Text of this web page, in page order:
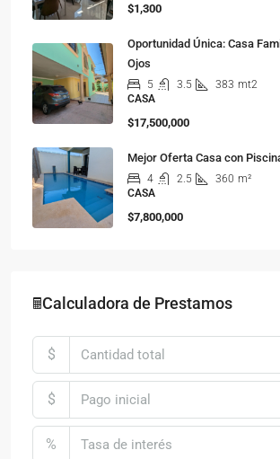
$1,300
Oportunidad Única: Casa
Ojos
5 3.5 383 mt2
CASA
$17,500,000
Mejor Oferta Casa con
4 2.5 360 m²
CASA
$7,800,000
🖩Calculadora de Prestamos
$
$
%